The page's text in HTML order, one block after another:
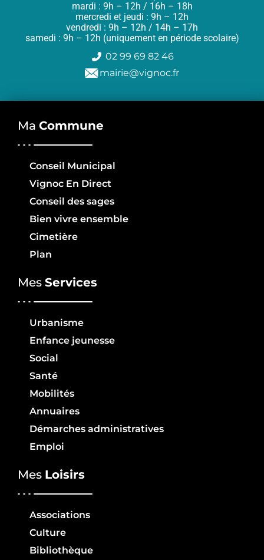
mardi : 9h – 12h / 16h – 18h
mercredi et jeudi : 9h – 12h
vendredi : 9h – 12h / 14h – 17h
samedi : 9h – 12h (uniquement en période scolaire)
02 99 69 82 46
mairie@vignoc.fr
Ma Commune
Conseil Municipal
Vignoc En Direct
Conseil des sages
Bien vivre ensemble
Cimetière
Plan
Mes Services
Urbanisme
Enfance jeunesse
Social
Santé
Mobilités
Annuaires
Démarches administratives
Emploi
Mes Loisirs
Associations
Culture
Bibliothèque